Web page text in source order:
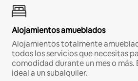
Alojamientos amueblados
Alojamientos totalmente
todos los servicios que necesitas
comodidad durante un mes o más.
ideal a un subalquiler.